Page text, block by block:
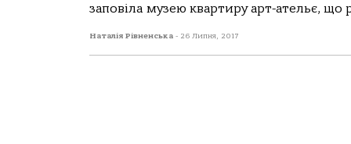
заповіла музею квартиру арт-ательє, що
Наталія Рівненська - 26 Липня, 2017